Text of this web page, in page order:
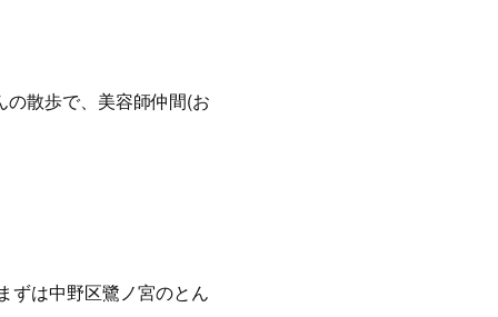
散歩で、美容師仲間(お
ずは中野区鷺ノ宮のとん